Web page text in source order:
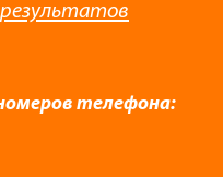
телефона: